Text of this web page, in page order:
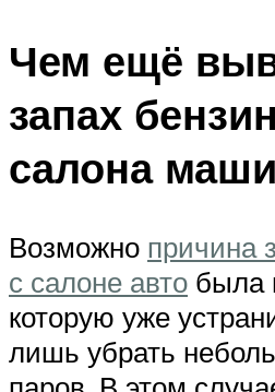
Чем ещё
запах
салона
Возможно причина
с салоне авто была
которую уже
лишь убрать